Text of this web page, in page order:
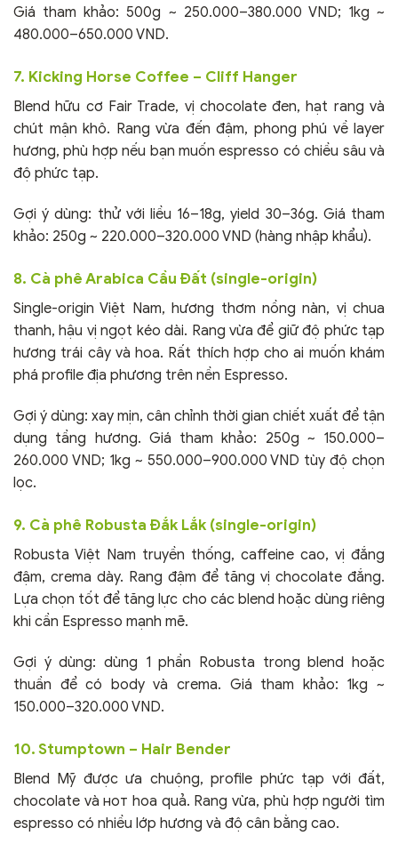
Giá tham khảo: 500g ~ 250.000–380.000 VND; 1kg ~
480.000–650.000 VND.
7. Kicking Horse Coffee – Cliff Hanger
Blend hữu cơ Fair Trade, vị chocolate đen, hạt rang và
chút mận khô. Rang vừa đến đậm, phong phú về layer
hương, phù hợp nếu bạn muốn espresso có chiều sâu và
độ phức tạp.
Gợi ý dùng: thử với liều 16–18g, yield 30–36g. Giá tham
khảo: 250g ~ 220.000–320.000 VND (hàng nhập khẩu).
8. Cà phê Arabica Cầu Đất (single-origin)
Single-origin Việt Nam, hương thơm nồng nàn, vị chua
thanh, hậu vị ngọt kéo dài. Rang vừa để giữ độ phức tạp
hương trái cây và hoa. Rất thích hợp cho ai muốn khám
phá profile địa phương trên nền Espresso.
Gợi ý dùng: xay mịn, cân chỉnh thời gian chiết xuất để tận
dụng tầng hương. Giá tham khảo: 250g ~ 150.000–
260.000 VND; 1kg ~ 550.000–900.000 VND tùy độ chọn
lọc.
9. Cà phê Robusta Đắk Lắk (single-origin)
Robusta Việt Nam truyền thống, caffeine cao, vị đắng
đậm, crema dày. Rang đậm để tăng vị chocolate đắng.
Lựa chọn tốt để tăng lực cho các blend hoặc dùng riêng
khi cần Espresso mạnh mẽ.
Gợi ý dùng: dùng 1 phần Robusta trong blend hoặc
thuần để có body và crema. Giá tham khảo: 1kg ~
150.000–320.000 VND.
10. Stumptown – Hair Bender
Blend Mỹ được ưa chuộng, profile phức tạp với đất,
chocolate và нот hoa quả. Rang vừa, phù hợp người tìm
espresso có nhiều lớp hương và độ cân bằng cao.